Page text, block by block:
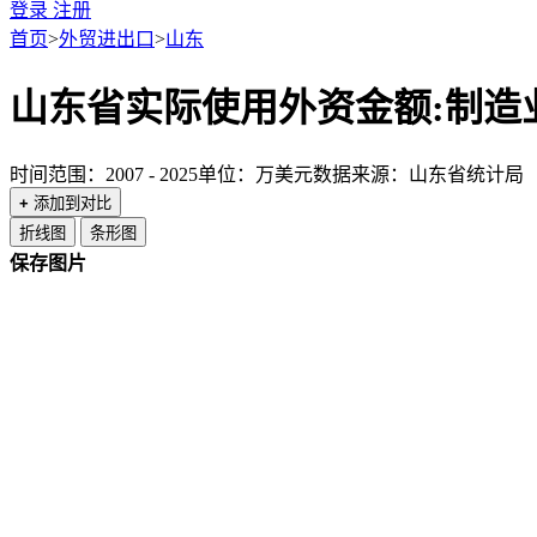
登录 注册
首页>外贸进出口>山东
山东省实际使用外资金额:制造
时间范围：2007 - 2025单位：万美元数据来源：山东省统计局
+ 添加到对比
折线图
条形图
保存图片